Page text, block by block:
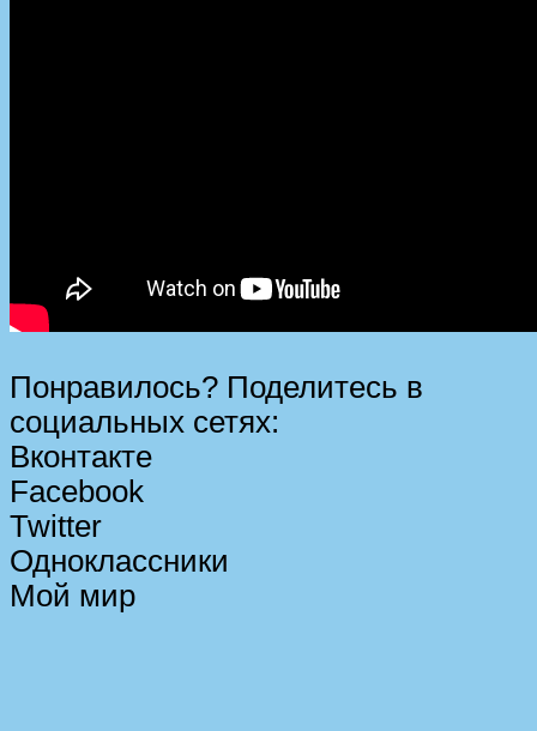
Понравилось? Поделитесь в
социальных сетях:
Вконтакте
Facebook
Twitter
Одноклассники
Мой мир